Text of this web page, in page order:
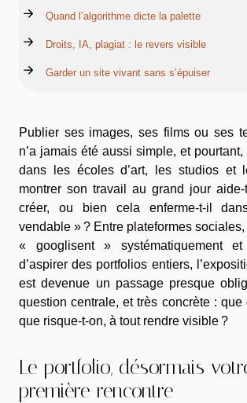
Quand l’algorithme dicte la palette
Droits, IA, plagiat : le revers visible
Garder un site vivant sans s’épuiser
Publier ses images, ses films ou ses
n’a jamais été aussi simple, et
dans les écoles d’art, les studios et
montrer son travail au grand jour
créer, ou bien cela enferme-t-il
vendable » ? Entre plateformes
« googlisent » systématiquement
d’aspirer des portfolios entiers,
est devenue un passage presque
question centrale, et très concrète : que
que risque-t-on, à tout rendre visible ?
Le portfolio, désormais
première rencontre